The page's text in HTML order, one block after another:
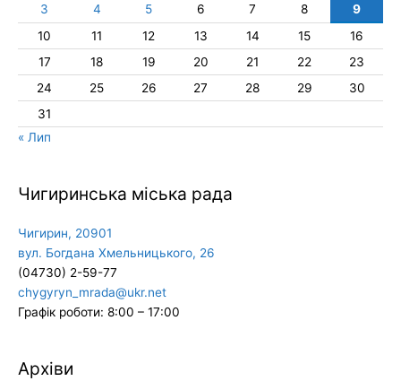
3
4 5 6 7 8
9
10
11 12 13 14 15
16
17
18 19 20 21 22
23
24
25 26 27 28 29
30
31
« Лип
Чигиринська міська рада
Чигирин, 20901
вул. Богдана Хмельницького, 26
(04730) 2-59-77
chygyryn_mrada@ukr.net
Графік роботи: 8:00 – 17:00
Архіви
Архіви